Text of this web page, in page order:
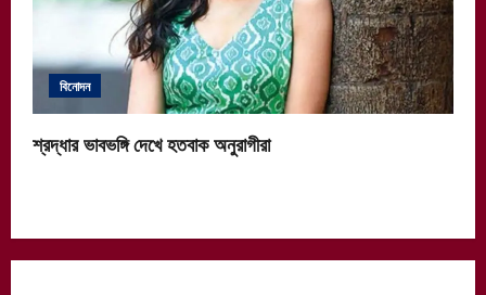
বিনোদন
শ্রদ্ধার ভাবভঙ্গি দেখে হতবাক অনুরাগীরা